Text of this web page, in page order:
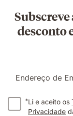
Subscreve
desconto
Endereço de
*Li e aceito os
Privacidade